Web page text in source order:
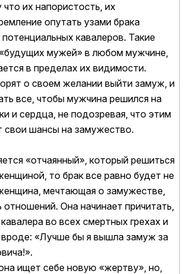
их напористость, их
опутать узами брака
кавалеров. Такие
мужей» в любом мужчине,
в пределах их видимости.
о своем желании выйти замуж, и
все, чтобы мужчина решился на
и сердца, не подозревая, что этим
шансы на замужество.
«отчаянный», который решиться
то брак все равно будет не
мечтающая о замужестве,
Она начинает причитать,
во всех смертных грехах и
вроде: «Лучше бы я вышла замуж за
ищет себе новую «жертву», но,